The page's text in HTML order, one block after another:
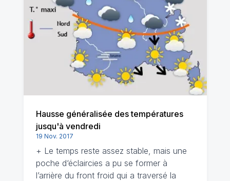
Hausse généralisée des températures
jusqu'à vendredi
19 Nov. 2017
+ Le temps reste assez stable, mais une
poche d‘éclaircies a pu se former à
l’arrière du front froid qui a traversé la